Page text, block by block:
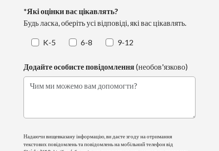
*Які оцінки вас цікавлять?
Будь ласка, оберіть усі відповіді, які вас цікавлять.
K-5 6-8 9-12
Додайте особисте повідомлення(необов'язково)
Чим ми можемо вам допомогти?
Надаючи вищевказану інформацію, ви даєте згоду на отримання
текстових повідомлень та повідомлень на мобільний телефон від